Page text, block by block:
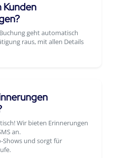
Kunden
geht automatisch
raus, mit allen Details
Wir bieten Erinnerungen
an.
Shows und sorgt für